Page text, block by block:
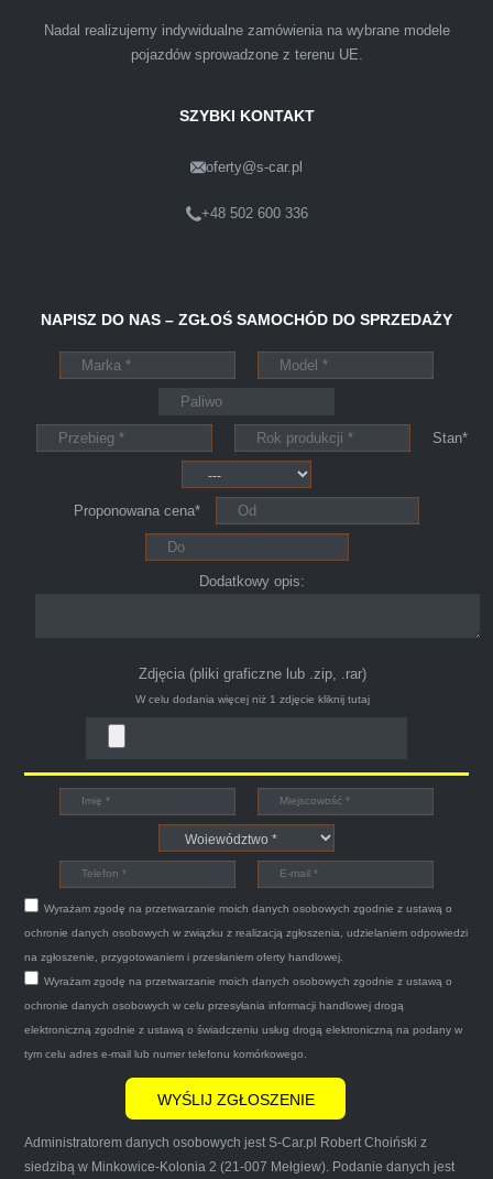
warunkach finansowych.
Lublin
Pewnego dnia Rozmawialem z kolega na
Powiedział że sprzedał ostatnio swojego
Peugeota dwie godziny po telefonie do skupu
aut s-car.pl. Zadzwoniłem pod nr tel 703 403
025 po ok trzech godzinach przyjechało dwóch
młodych kulturalnych panów przy kawie w
ciągu 15min odkupili ode mnie samochód.
Polecam pewna i profesjonalna firma maja
konto na Facebooku .
Witam,ja jestem bardzo zadowolona z usługi S-
Car.pl sprzedałam swoją wysłużoną corsinę
tego samego dnia miły grzeczny pan przyjechał
po trzech godzinach autolawetą sprawnie
zapakował auto wypisał dokumenty i wypłacił
gotówkę.Zdecydowanie mogę polecić tą firmę
mnie do skorzystania z ich usług przekonało to
że są na FACEBOOKU i każdy tam może
wyrazić opinię na ich temat.
Nadal realizujemy indywidualne zamówienia na wybrane modele
pojazdów sprowadzone z terenu UE.
SZYBKI KONTAKT
oferty@s-car.pl
+48 502 600 336
NAPISZ DO NAS – ZGŁOŚ SAMOCHÓD DO SPRZEDAŻY
Stan*
Proponowana cena*
Dodatkowy opis:
Zdjęcia (pliki graficzne lub .zip, .rar)
W celu dodania więcej niż 1 zdjęcie kliknij tutaj
Wyrażam zgodę na przetwarzanie moich danych osobowych zgodnie z ustawą o
ochronie danych osobowych w związku z realizacją zgłoszenia, udzielaniem odpowiedzi
na zgłoszenie, przygotowaniem i przesłaniem oferty handlowej.
Wyrażam zgodę na przetwarzanie moich danych osobowych zgodnie z ustawą o
ochronie danych osobowych w celu przesyłania informacji handlowej drogą
elektroniczną zgodnie z ustawą o świadczeniu usług drogą elektroniczną na podany w
tym celu adres e-mail lub numer telefonu komórkowego.
Administratorem danych osobowych jest S-Car.pl Robert Choiński z
siedzibą w Minkowice-Kolonia 2 (21-007 Mełgiew). Podanie danych jest